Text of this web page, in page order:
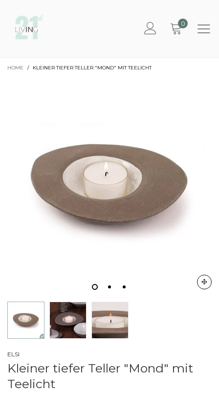
0
HOME / KLEINER TIEFER TELLER "MOND" MIT TEELICHT
ELSI
Kleiner tiefer Teller "Mond" mit
Teelicht